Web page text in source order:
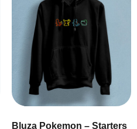
Bluza Pokemon – Starters